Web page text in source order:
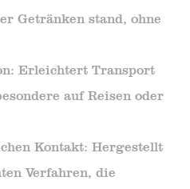
Getränken stand, ohne
Erleichtert Transport
auf Reisen oder
Kontakt: Hergestellt
Verfahren, die